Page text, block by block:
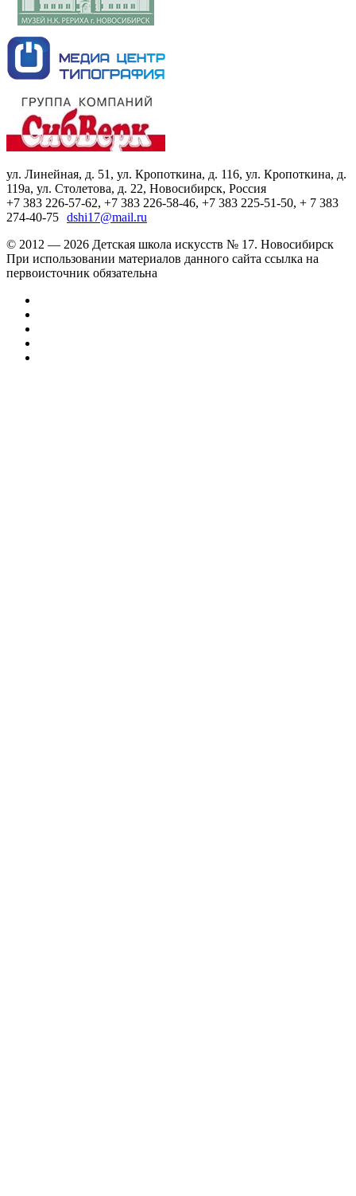
ул. Линейная, д. 51, ул. Кропоткина, д. 116, ул. Кропоткина, д.
119а, ул. Столетова, д. 22, Новосибирск, Россия
+7 383 226-57-62, +7 383 226-58-46, +7 383 225-51-50, + 7 383
274-40-75 dshi17@mail.ru
© 2012 — 2026 Детская школа искусств № 17. Новосибирск
При использовании материалов данного сайта ссылка на
первоисточник обязательна